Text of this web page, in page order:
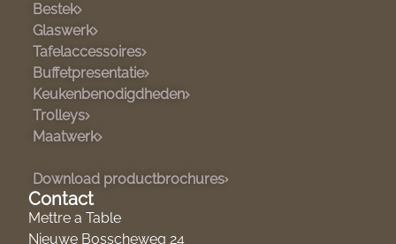
Bestek
Glaswerk
Tafelaccessoires
Buffetpresentatie
Keukenbenodigdheden
Trolleys
Maatwerk
Download productbrochures
Contact
Mettre a Table
Nieuwe Bosscheweg 24